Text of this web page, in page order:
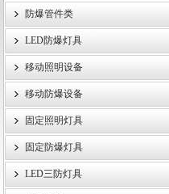
浙江旗本电气有限公司
防爆管件类
LED防爆灯具
移动照明设备
移动防爆设备
固定照明灯具
固定防爆灯具
LED三防灯具